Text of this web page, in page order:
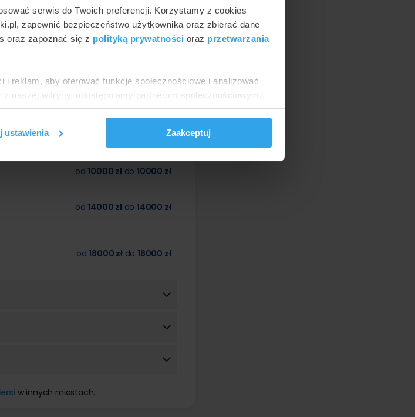
serwis do Twoich preferencji. Korzystamy z cookies
zapewnić bezpieczeństwo użytkownika oraz zbierać dane
oraz zapoznać się z polityką prywatności oraz przetwarzania
reklam, aby oferować funkcje społecznościowe i analizować
witryny, udostępniamy partnerom społecznościowym,
informacje z innymi danymi otrzymanymi od Ciebie lub
ustawienia
Zaakceptuj
od10000 zł do10000 zł
od14000 zł do14000 zł
od18000 zł do18000 zł
w innych miastach.